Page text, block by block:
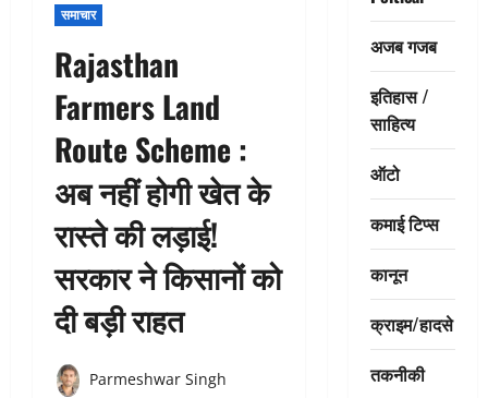
समाचार
Rajasthan
Farmers Land
Route Scheme :
अब नहीं होगी खेत के
रास्ते की लड़ाई!
सरकार ने किसानों को
दी बड़ी राहत
Parmeshwar Singh
अजब गजब
इतिहास /
साहित्य
ऑटो
कमाई टिप्स
कानून
क्राइम/हादसे
तकनीकी